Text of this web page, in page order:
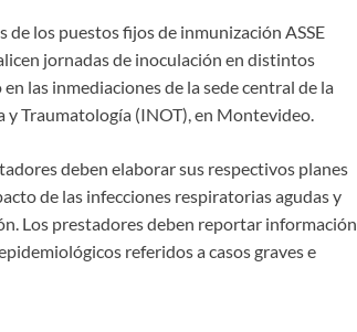
de los puestos fijos de inmunización ASSE
jornadas de inoculación en distintos
las inmediaciones de la sede central de la
Traumatología (INOT), en Montevideo.
deben elaborar sus respectivos planes
de las infecciones respiratorias agudas y
Los prestadores deben reportar información
referidos a casos graves e